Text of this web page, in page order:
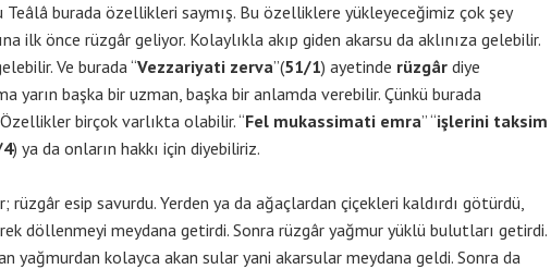
Teâlâ burada özellikleri saymış. Bu özelliklere yükleyeceğimiz çok şey
ilk önce rüzgâr geliyor. Kolaylıkla akıp giden akarsu da aklınıza gelebilir.
Ve burada “Vezzariyati zerva”(51/1) ayetinde rüzgâr diye
yarın başka bir uzman, başka bir anlamda verebilir. Çünkü burada
birçok varlıkta olabilir. “Fel mukassimati emra” “işlerini taksim
) ya da onların hakkı için diyebiliriz.
rüzgâr esip savurdu. Yerden ya da ağaçlardan çiçekleri kaldırdı götürdü,
döllenmeyi meydana getirdi. Sonra rüzgâr yağmur yüklü bulutları getirdi.
yağmurdan kolayca akan sular yani akarsular meydana geldi. Sonra da